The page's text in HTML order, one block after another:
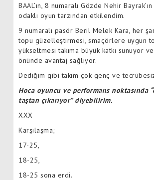
BAAL’ın, 8 numaralı Gözde Nehir
odaklı oyun tarzından etkilendim.
9 numaralı pasör Beril Melek Kara, her
topu güzelleştirmesi, smaçörlere uygun
yükseltmesi takıma büyük katkı sunuyor
önünde avantaj sağlıyor.
Dediğim gibi takım çok genç ve
Hoca oyuncu ve performans noktasında
taştan çıkarıyor” diyebilirim.
XXX
Karşılaşma;
17-25,
18-25,
18-25 sona erdi.